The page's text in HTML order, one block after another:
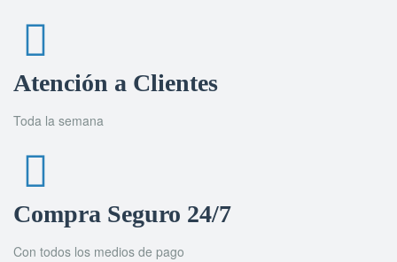
Atención a Clientes
Toda la semana
Compra Seguro 24/7
Con todos los medios de pago